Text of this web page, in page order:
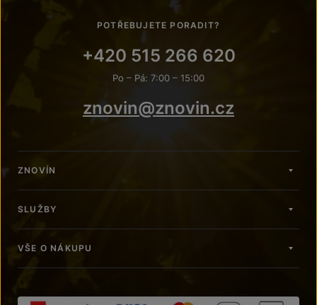
POTŘEBUJETE PORADIT?
+420 515 266 620
Po – Pá: 7:00 – 15:00
znovin@znovin.cz
ZNOVÍN
SLUŽBY
VŠE O NÁKUPU